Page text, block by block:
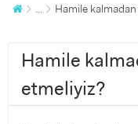
... Hamile
Hamile
etmeliyiz?